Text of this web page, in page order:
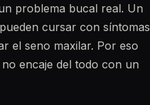
problema bucal real. Un
cursar con síntomas
el seno maxilar. Por eso
encaje del todo con un